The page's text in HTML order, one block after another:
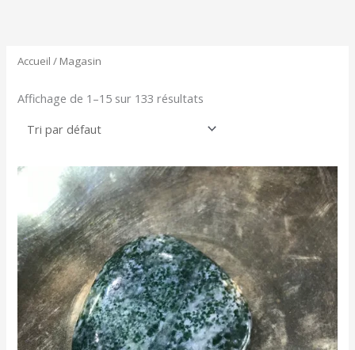
Accueil / Magasin
Affichage de 1–15 sur 133 résultats